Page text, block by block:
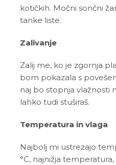
kotičkih. Močni sončni
tanke liste.
Zalivanje
Zalij me, ko je zgornja
bom pokazala s
naj bo stopnja vlažnosti
lahko tudi stuširaš.
Temperatura in vlaga
Najbolj mi ustrezajo
°C, najnižja